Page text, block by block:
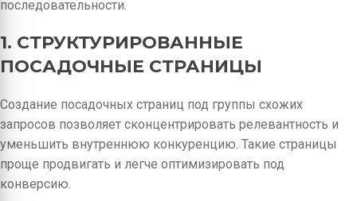
последовательности.
1. СТРУКТУРИРОВАННЫЕ
ПОСАДОЧНЫЕ СТРАНИЦЫ
Создание посадочных страниц под группы схожих
запросов позволяет сконцентрировать релевантность и
уменьшить внутреннюю конкуренцию. Такие страницы
проще продвигать и легче оптимизировать под
конверсию.